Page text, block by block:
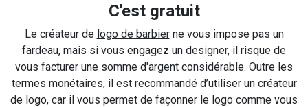
C'est gratuit
Le créateur de logo de barbierne vous impose pas un
fardeau, mais si vous engagez un designer, il risque de
vous facturer une somme d'argent considérable. Outre les
termes monétaires, il est recommandé d’utiliser un créateur
de logo, car il vous permet de façonner le logo comme vous